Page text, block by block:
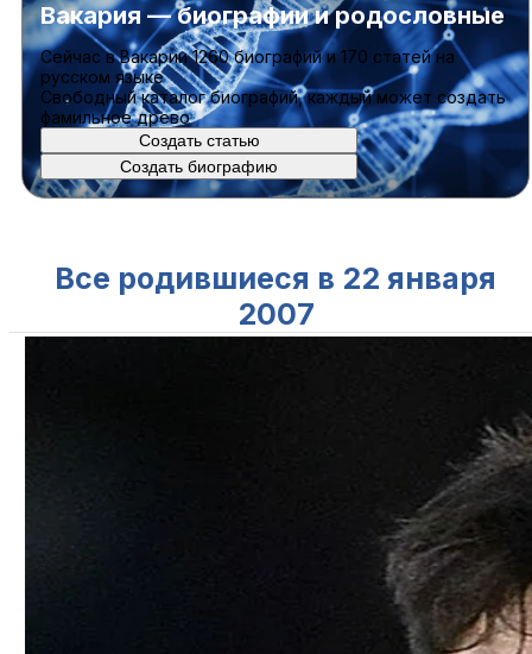
Вакария — биографии и родословные
Cейчас в Вакарии1260 биографийи170 статейна
русском языке
Свободный каталог биографий, каждый может создать
фамильное древо
Создать статью
Создать биографию
Все родившиеся в 22 января
2007